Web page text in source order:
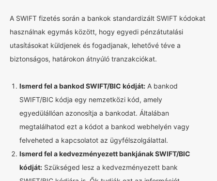
A SWIFT fizetés során a bankok standardizált SWIFT kódokat
használnak egymás között, hogy egyedi pénzátutalási
utasításokat küldjenek és fogadjanak, lehetővé téve a
biztonságos, határokon átnyúló tranzakciókat.
Ismerd fel a bankod SWIFT/BIC kódját: A bankod
SWIFT/BIC kódja egy nemzetközi kód, amely
egyedülállóan azonosítja a bankodat. Általában
megtalálhatod ezt a kódot a bankod webhelyén vagy
felveheted a kapcsolatot az ügyfélszolgálattal.
Ismerd fel a kedvezményezett bankjának SWIFT/BIC
kódját: Szükséged lesz a kedvezményezett bank